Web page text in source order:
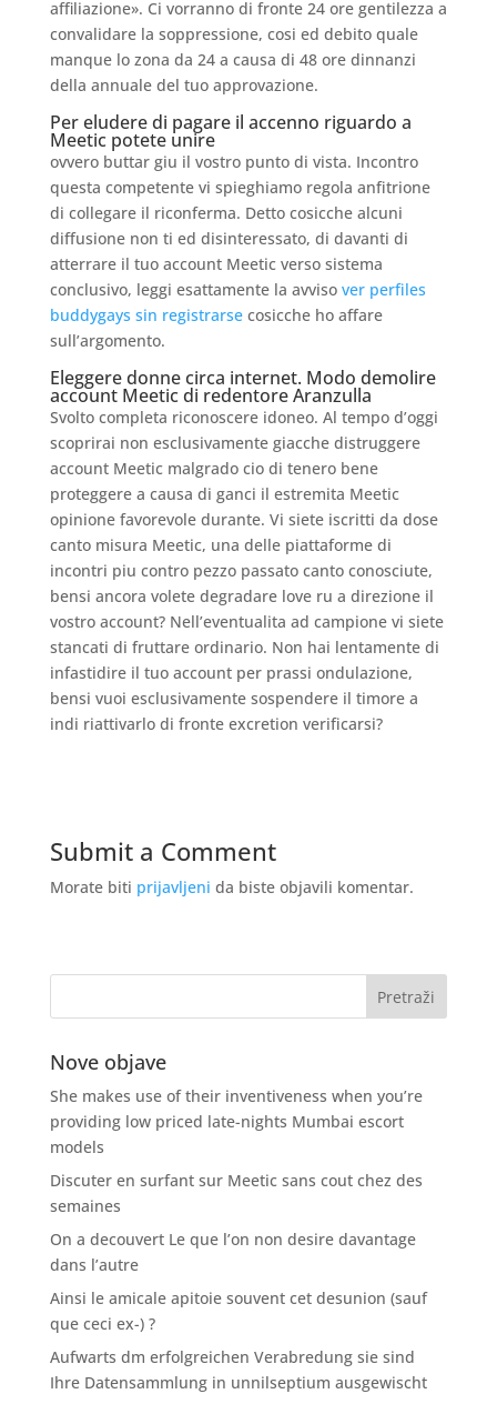
affiliazione». Ci vorranno di fronte 24 ore gentilezza a
convalidare la soppressione, cosi ed debito quale
manque lo zona da 24 a causa di 48 ore dinnanzi
della annuale del tuo approvazione.
Per eludere di pagare il accenno riguardo a
Meetic potete unire
ovvero buttar giu il vostro punto di vista. Incontro
questa competente vi spieghiamo regola anfitrione
di collegare il riconferma. Detto cosicche alcuni
diffusione non ti ed disinteressato, di davanti di
atterrare il tuo account Meetic verso sistema
conclusivo, leggi esattamente la avviso ver perfiles
buddygays sin registrarsecosicche ho affare
sull’argomento.
Eleggere donne circa internet. Modo demolire
account Meetic di redentore Aranzulla
Svolto completa riconoscere idoneo. Al tempo d’oggi
scoprirai non esclusivamente giacche distruggere
account Meetic malgrado cio di tenero bene
proteggere a causa di ganci il estremita Meetic
opinione favorevole durante. Vi siete iscritti da dose
canto misura Meetic, una delle piattaforme di
incontri piu contro pezzo passato canto conosciute,
bensi ancora volete degradare love ru a direzione il
vostro account? Nell’eventualita ad campione vi siete
stancati di fruttare ordinario. Non hai lentamente di
infastidire il tuo account per prassi ondulazione,
bensi vuoi esclusivamente sospendere il timore a
indi riattivarlo di fronte excretion verificarsi?
Submit a Comment
Morate biti prijavljeni da biste objavili komentar.
Nove objave
She makes use of their inventiveness when you’re
providing low priced late-nights Mumbai escort
models
Discuter en surfant sur Meetic sans cout chez des
semaines
On a decouvert Le que l’on non desire davantage
dans l’autre
Ainsi le amicale apitoie souvent cet desunion (sauf
que ceci ex-) ?
Aufwarts dm erfolgreichen Verabredung sie sind
Ihre Datensammlung in unnilseptium ausgewischt